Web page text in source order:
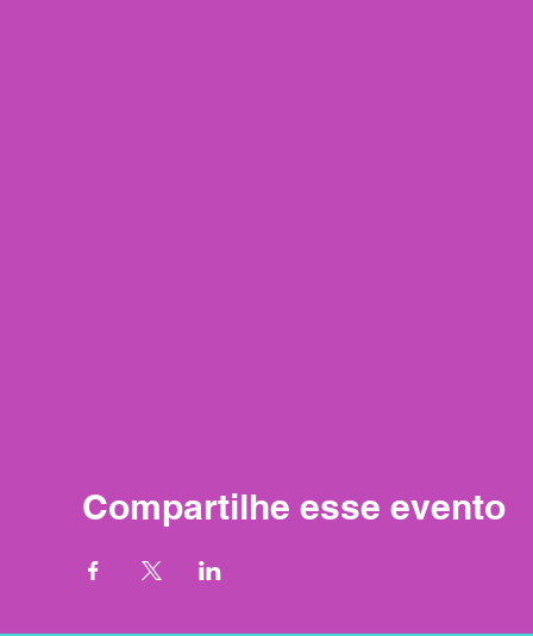
Compartilhe esse evento